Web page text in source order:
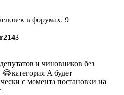
и чиновников без
А будет
с момента постановки на